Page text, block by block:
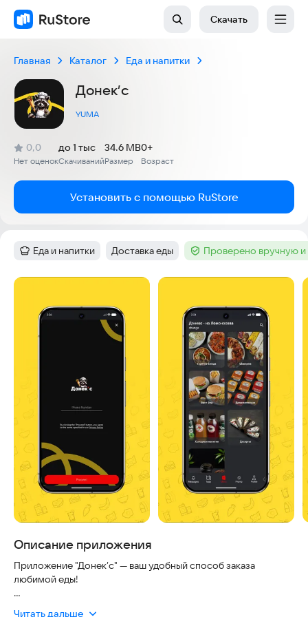
Скачать
Главная Каталог Еда и напитки
Донек’с
YUMA
Рейтинг:
0,0
(
Нет оценок
)
Скачиваний
до 1 тыс
Размер
34.6 MB
Возраст
0+
Установить с помощью RuStore
Категория:
Еда и напитки Тег:
Доставка еды Тег :Проверено вручную
Скриншоты
Описание приложения
Приложение "Донек’с" — ваш удобный способ заказа
любимой еды!
Читать дальше